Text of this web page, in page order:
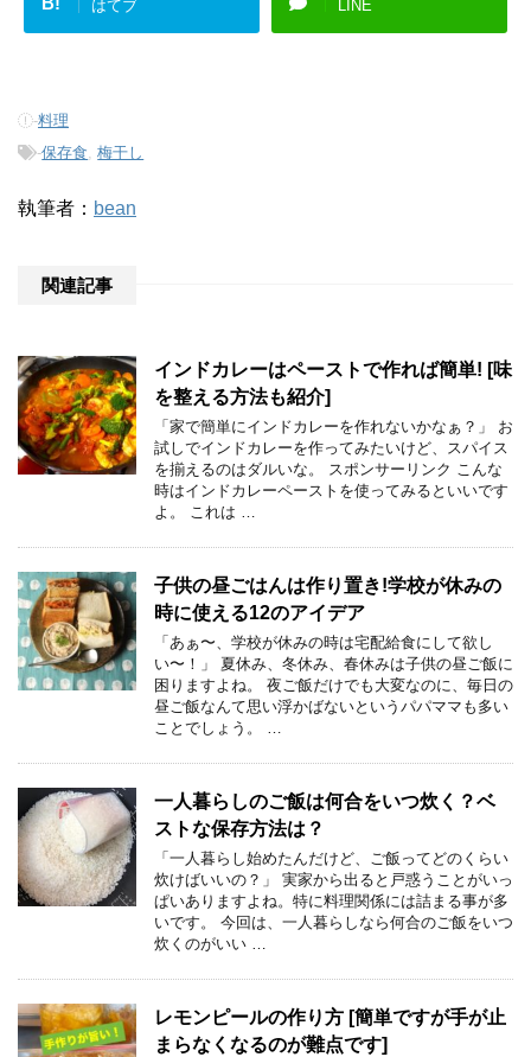
はてブ LINE
-料理
-保存食,梅干し
執筆者： bean
関連記事
インドカレーはペーストで作れば簡単! [味
を整える方法も紹介]
「家で簡単にインドカレーを作れないかなぁ？」 お
試しでインドカレーを作ってみたいけど、スパイス
を揃えるのはダルいな。 スポンサーリンク こんな
時はインドカレーペーストを使ってみるといいです
よ。 これは …
子供の昼ごはんは作り置き!学校が休みの
時に使える12のアイデア
「あぁ〜、学校が休みの時は宅配給食にして欲し
い〜！」 夏休み、冬休み、春休みは子供の昼ご飯に
困りますよね。 夜ご飯だけでも大変なのに、毎日の
昼ご飯なんて思い浮かばないというパパママも多い
ことでしょう。 …
一人暮らしのご飯は何合をいつ炊く？ベ
ストな保存方法は？
「一人暮らし始めたんだけど、ご飯ってどのくらい
炊けばいいの？」 実家から出ると戸惑うことがいっ
ぱいありますよね。特に料理関係には詰まる事が多
いです。 今回は、一人暮らしなら何合のご飯をいつ
炊くのがいい …
レモンピールの作り方 [簡単ですが手が止
まらなくなるのが難点です]